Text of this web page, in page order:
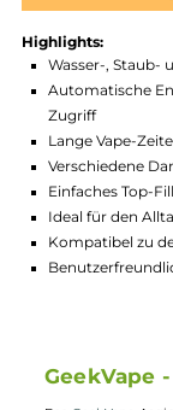
Hersteller:
GTIN:
Highlights:
Wasser-,
Automatische
Zugriff
Ideal für den